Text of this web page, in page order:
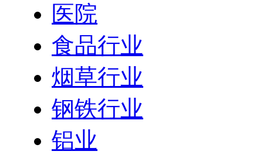
医院
食品行业
烟草行业
钢铁行业
铝业